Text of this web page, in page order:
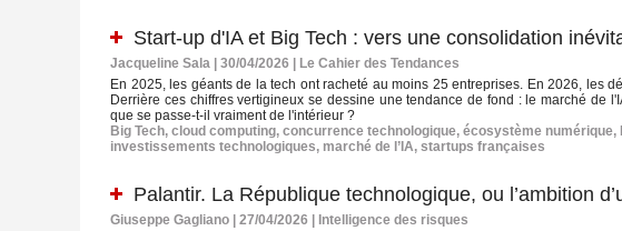
Start-up d'IA et Big Tech : vers une consolidation
Jacqueline Sala | 30/04/2026
Le Cahier des Tendances
En 2025, les géants de la tech ont racheté au moins 25 entreprises. En 2026, les
Derrière ces chiffres vertigineux se dessine une tendance de fond : le marché de
que se passe-t-il vraiment de l'intérieur ?
Big Tech, cloud computing, concurrence technologique, écosystème numérique,
investissements technologiques, marché de l’IA, startups françaises
Palantir. La République technologique, ou l’ambition
Giuseppe Gagliano | 27/04/2026
Intelligence des risques